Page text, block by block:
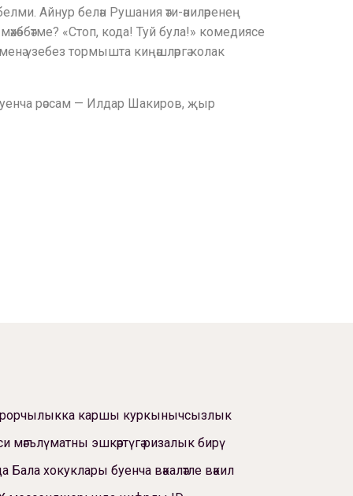
Айнур белән Рушания әти-әниләренең
«Стоп, кода! Туй була!» комедиясе
үзебез тормышта киңәшләргә колак
рәссам — Илдар Шакиров, җыр
каршы куркынычсызлык
мәгълүматны эшкәртүгә ризалык бирү
Бала хокуклары буенча вәкаләтле вәкил